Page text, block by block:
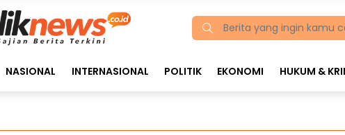
NASIONAL INTERNASIONAL POLITIK EKONOMI HUKUM &